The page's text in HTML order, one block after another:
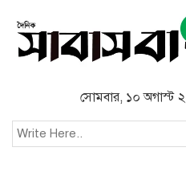
সোমবার, ১০ অগাস্ট